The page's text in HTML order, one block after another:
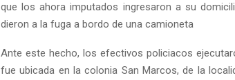
que los ahora imputados ingresaron a su
dieron a la fuga a bordo de una camioneta
Ante este hecho, los efectivos policiacos
fue ubicada en la colonia San Marcos, de la